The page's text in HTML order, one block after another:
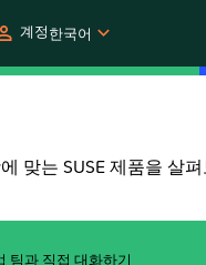
계정 한국어
맞는 SUSE 제품을 살
팀과 직접 대화하기